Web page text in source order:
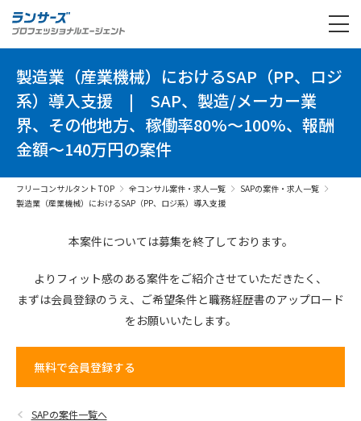
製造業（産業機械）におけるSAP（PP、ロジ
系）導入支援 | SAP、製造/メーカー業
界、その他地方、稼働率80%～100%、報酬
金額～140万円の案件
フリーコンサルタント TOP 全コンサル案件・求人一覧
SAPの案件・求人一覧
製造業（産業機械）におけるSAP（PP、ロジ系）導入支援
本案件については募集を終了しております。
よりフィット感のある案件をご紹介させていただきたく、
まずは会員登録のうえ、 ご希望条件と職務経歴書のアップロード
をお願いいたします。
無料で会員登録する
SAPの案件一覧へ